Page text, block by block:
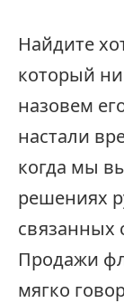
Найдите
который
назовем
настали
когда мы
решениях
связанных
Продажи
мягко